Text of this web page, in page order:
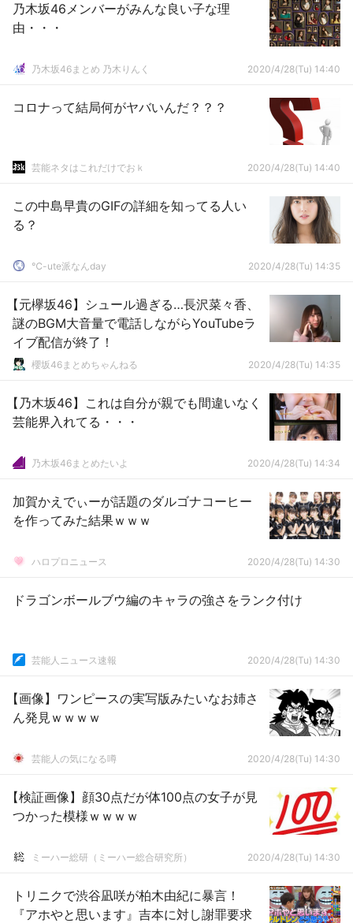
乃木坂46メンバーがみんな良い子な理
由・・・
乃木坂46まとめ 乃木りんく 2020/4/28(Tu) 14:40
コロナって結局何がヤバいんだ？？？
芸能ネタはこれだけでおｋ 2020/4/28(Tu) 14:40
この中島早貴のGIFの詳細を知ってる人い
る？
℃-ute派なんday 2020/4/28(Tu) 14:35
【元欅坂46】シュール過ぎる…長沢菜々香、
謎のBGM大音量で電話しながらYouTubeラ
イブ配信が終了！
櫻坂46まとめちゃんねる 2020/4/28(Tu) 14:35
【乃木坂46】これは自分が親でも間違いなく
芸能界入れてる・・・
乃木坂46まとめたいよ 2020/4/28(Tu) 14:34
加賀かえでぃーが話題のダルゴナコーヒー
を作ってみた結果ｗｗｗ
ハロプロニュース 2020/4/28(Tu) 14:30
ドラゴンボールブウ編のキャラの強さをランク付け
芸能人ニュース速報 2020/4/28(Tu) 14:30
【画像】ワンピースの実写版みたいなお姉さ
ん発見ｗｗｗｗ
芸能人の気になる噂 2020/4/28(Tu) 14:30
【検証画像】顔30点だが体100点の女子が見
つかった模様ｗｗｗｗ
ミーハー総研（ミーハー総合研究所） 2020/4/28(Tu) 14:30
トリニクで渋谷凪咲が柏木由紀に暴言！
『アホやと思います』吉本に対し謝罪要求